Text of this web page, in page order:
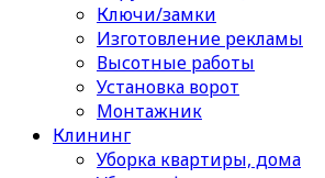
Ключи/замки
Изготовление рекламы
Высотные работы
Установка ворот
Монтажник
Клининг
Уборка квартиры, дома